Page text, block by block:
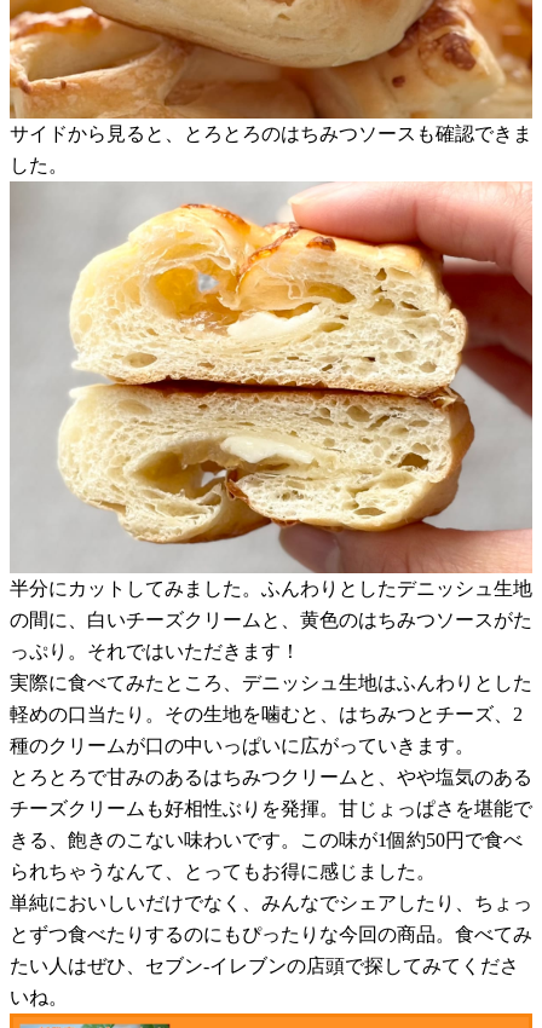
サイドから見ると、とろとろのはちみつソースも確認できま
した。
半分にカットしてみました。ふんわりとしたデニッシュ生地
の間に、白いチーズクリームと、黄色のはちみつソースがた
っぷり。それではいただきます！
実際に食べてみたところ、デニッシュ生地はふんわりとした
軽めの口当たり。その生地を噛むと、はちみつとチーズ、2
種のクリームが口の中いっぱいに広がっていきます。
とろとろで甘みのあるはちみつクリームと、やや塩気のある
チーズクリームも好相性ぶりを発揮。甘じょっぱさを堪能で
きる、飽きのこない味わいです。この味が1個約50円で食べ
られちゃうなんて、とってもお得に感じました。
単純においしいだけでなく、みんなでシェアしたり、ちょっ
とずつ食べたりするのにもぴったりな今回の商品。食べてみ
たい人はぜひ、セブン-イレブンの店頭で探してみてくださ
いね。